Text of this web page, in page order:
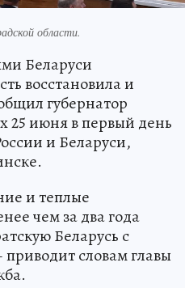
области.
Беларуси
восстановила и
губернатор
25 июня в первый день
и Беларуси,
и теплые
чем за два года
Беларусь с
словам главы